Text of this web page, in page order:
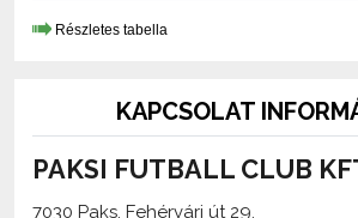
PAKSI FUTBALL CLUB
7030 Paks, Fehérvári út 29.